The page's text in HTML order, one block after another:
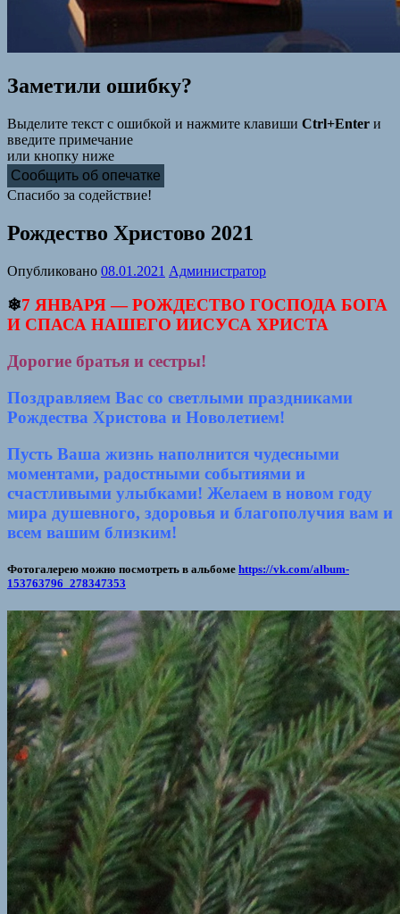
Заметили ошибку?
Выделите текст с ошибкой и нажмите клавиши Ctrl+Enter и
введите примечание
или кнопку ниже
Сообщить об опечатке
Спасибо за содействие!
Рождество Христово 2021
Опубликовано 08.01.2021 Администратор
❄7 ЯНВАРЯ — РОЖДЕСТВО ГОСПОДА БОГА
И СПАСА НАШЕГО ИИСУСА ХРИСТА
Дорогие братья и сестры!
Поздравляем Вас со светлыми праздниками
Рождества Христова и Новолетием!
Пусть Ваша жизнь наполнится чудесными
моментами, радостными событиями и
счастливыми улыбками! Желаем в новом году
мира душевного, здоровья и благополучия вам и
всем вашим близким!
Фотогалерею можно посмотреть в альбоме https://vk.com/album-
153763796_278347353